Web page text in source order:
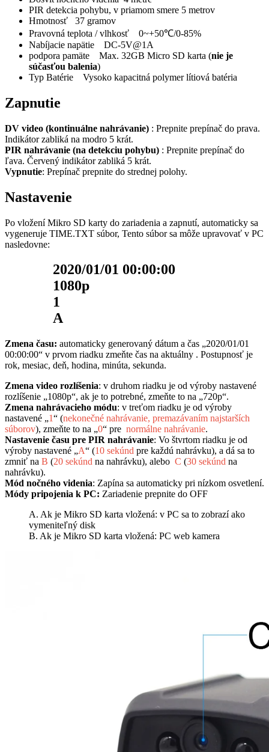
PIR detekcia pohybu, v priamom smere 5 metrov
Hmotnosť 37 gramov
Pravovná teplota / vlhkosť 0~+50℃/0-85%
Nabíjacie napätie DC-5V@1A
podpora pamäte Max. 32GB Micro SD karta (nie je
súčasťou balenia)
Typ Batérie Vysoko kapacitná polymer lítiová batéria
Zapnutie
DV video (kontinuálne nahrávanie) : Prepnite prepínač do prava.
Indikátor zabliká na modro 5 krát.
PIR nahrávanie (na detekciu pohybu) : Prepnite prepínač do
ľava. Červený indikátor zabliká 5 krát.
Vypnutie: Prepínač prepnite do strednej polohy.
Nastavenie
Po vložení Mikro SD karty do zariadenia a zapnutí, automaticky sa
vygeneruje TIME.TXT súbor, Tento súbor sa môže upravovať v PC
nasledovne:
2020/01/01 00:00:00
1080p
1
A
Zmena času: automaticky generovaný dátum a čas „2020/01/01
00:00:00“ v prvom riadku zmeňte čas na aktuálny . Postupnosť je
rok, mesiac, deň, hodina, minúta, sekunda.
Zmena video rozlíšenia: v druhom riadku je od výroby nastavené
rozlíšenie „1080p“, ak je to potrebné, zmeňte to na „720p“.
Zmena nahrávacieho módu: v treťom riadku je od výroby
nastavené „1“ (nekonečné nahrávanie, premazávaním najstarších
súborov), zmeňte to na „0“ pre normálne nahrávanie.
Nastavenie času pre PIR nahrávanie: Vo štvrtom riadku je od
výroby nastavené „A“ (10 sekúnd pre každú nahrávku), a dá sa to
zmniť na B (20 sekúnd na nahrávku), alebo C (30 sekúnd na
nahrávku).
Mód nočného videnia: Zapína sa automaticky pri nízkom osvetlení.
Módy pripojenia k PC: Zariadenie prepnite do OFF
A. Ak je Mikro SD karta vložená: v PC sa to zobrazí ako
vymeniteľný disk
B. Ak je Mikro SD karta vložená: PC web kamera